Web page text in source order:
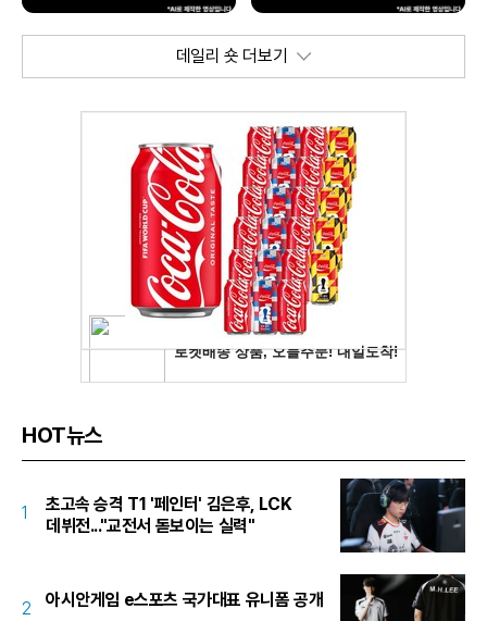
데일리 숏 더보기
HOT뉴스
1
초고속 승격 T1 '페인터' 김은후, LCK
데뷔전..."교전서 돋보이는 실력"
2 아시안게임 e스포츠 국가대표 유니폼 공개